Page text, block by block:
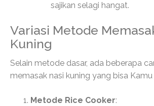
sajikan selagi hangat.
Variasi Metode
Kuning
Selain metode dasar, ada beberapa
memasak nasi kuning yang bisa
Metode Rice Cooker: